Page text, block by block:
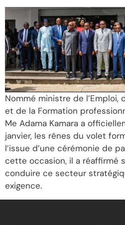
Nommé ministre de l’Emploi,
et de la Formation
Me Adama Kamara a
janvier, les rênes du volet
l’issue d’une cérémonie de
cette occasion, il a réaffirmé
conduire ce secteur
exigence.